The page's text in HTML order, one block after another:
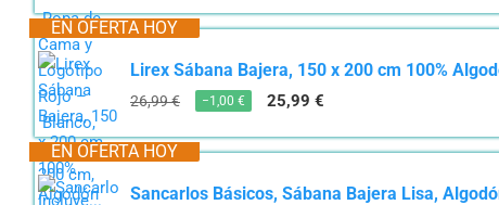
EN OFERTA HOY
Lirex Sábana Bajera, 150 x 200 cm 100%
26,99 € −1,00 € 25,99 €
EN OFERTA HOY
Sancarlos Básicos, Sábana Bajera Lisa,